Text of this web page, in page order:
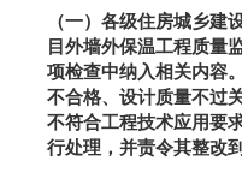
（一）各级住房城乡建
目外墙外保温工程质量
项检查中纳入相关内容
不合格、设计质量不过
不符合工程技术应用要
行处理，并责令其整改到